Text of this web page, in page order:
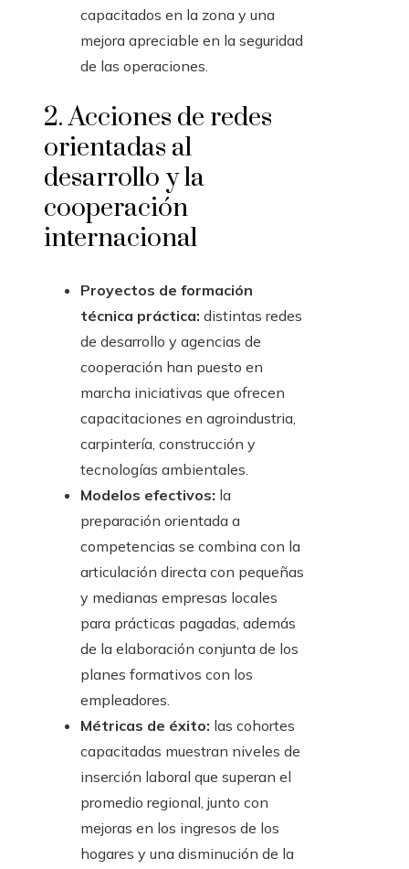
capacitados en la zona y una
mejora apreciable en la seguridad
de las operaciones.
2. Acciones de redes
orientadas al
desarrollo y la
cooperación
internacional
Proyectos de formación
técnica práctica: distintas redes
de desarrollo y agencias de
cooperación han puesto en
marcha iniciativas que ofrecen
capacitaciones en agroindustria,
carpintería, construcción y
tecnologías ambientales.
Modelos efectivos: la
preparación orientada a
competencias se combina con la
articulación directa con pequeñas
y medianas empresas locales
para prácticas pagadas, además
de la elaboración conjunta de los
planes formativos con los
empleadores.
Métricas de éxito: las cohortes
capacitadas muestran niveles de
inserción laboral que superan el
promedio regional, junto con
mejoras en los ingresos de los
hogares y una disminución de la